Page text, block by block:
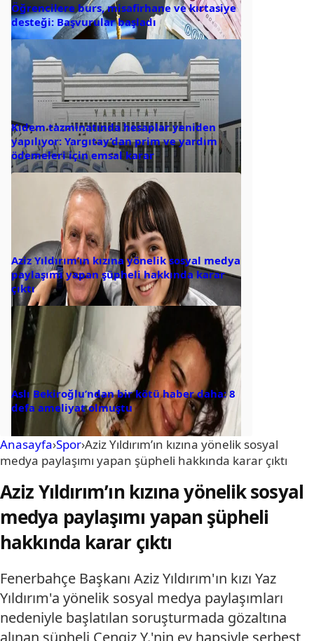
Öğrencilere burs, misafirhane ve kırtasiye
desteği: Başvurular başladı
Kıdem tazminatında hesaplar yeniden
yapılıyor: Yargıtay’dan prim ve yardım
ödemeleri için emsal karar
Aziz Yıldırım’ın kızına yönelik sosyal medya
paylaşımı yapan şüpheli hakkında karar
çıktı
Aslı Bekiroğlu’ndan bir kötü haber daha: 8
defa ameliyat olmuştu
Anasayfa›Spor›Aziz Yıldırım’ın kızına yönelik sosyal
medya paylaşımı yapan şüpheli hakkında karar çıktı
Aziz Yıldırım’ın kızına yönelik sosyal
medya paylaşımı yapan şüpheli
hakkında karar çıktı
Fenerbahçe Başkanı Aziz Yıldırım'ın kızı Yaz
Yıldırım'a yönelik sosyal medya paylaşımları
nedeniyle başlatılan soruşturmada gözaltına